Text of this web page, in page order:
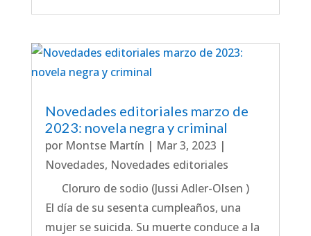
Novedades editoriales marzo de
2023: novela negra y criminal
por Montse Martín | Mar 3, 2023 |
Novedades, Novedades editoriales
Cloruro de sodio (Jussi Adler-Olsen )
El día de su sesenta cumpleaños, una
mujer se suicida. Su muerte conduce a la